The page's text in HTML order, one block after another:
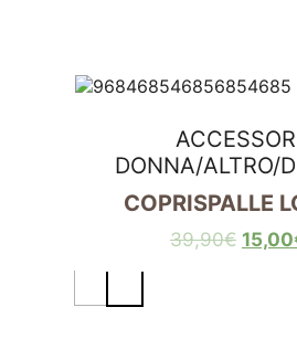
DONNA/ALTRO/
COPRISPALLE
39,90€ 15,00